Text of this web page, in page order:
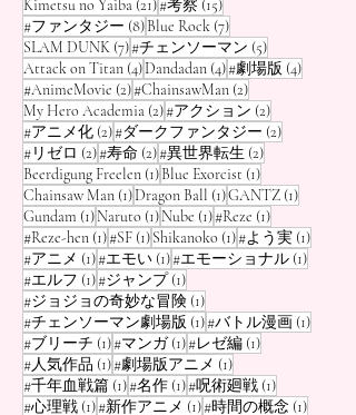
atemberaubend s
Kimetsu no Yaiba (21)21 Beiträge
#考察 (15)15 Beiträge
#ファンタジー (8)8 Beiträge
Blue Rock (7)7 Beiträge
SLAM DUNK (7)7 Beiträge
#チェンソーマン (5)5 Beiträge
Attack on Titan (4)4 Beiträge
Dandadan (4)4 Beiträge
#劇場版 (4)4 Beiträge
#AnimeMovie (2)2 Beiträge
#ChainsawMan (2)2 Beiträge
My Hero Academia (2)2 Beiträge
#アクション (2)2 Beiträge
#アニメ化 (2)2 Beiträge
#ダークファンタジー (2)2 Beiträge
#リゼロ (2)2 Beiträge
#寿命 (2)2 Beiträge
#異世界転生 (2)2 Beiträge
Beerdigung Freelen (1)1 Beitrag
Blue Exorcist (1)1 Beitrag
Chainsaw Man (1)1 Beitrag
Dragon Ball (1)1 Beitrag
GANTZ (1)1 Beitrag
Gundam (1)1 Beitrag
Naruto (1)1 Beitrag
Nube (1)1 Beitrag
#Reze (1)1 Beitrag
#Reze-hen (1)1 Beitrag
#SF (1)1 Beitrag
Shikanoko (1)1 Beitrag
#よう実 (1)1 Beitrag
#アニメ (1)1 Beitrag
#エモい (1)1 Beitrag
#エモーショナル (1)1 Beitrag
#エルフ (1)1 Beitrag
#ジャンプ (1)1 Beitrag
#ジョジョの奇妙な冒険 (1)1 Beitrag
#チェンソーマン劇場版 (1)1 Beitrag
#バトル漫画 (1)1 Beitrag
#ブリーチ (1)1 Beitrag
#マンガ (1)1 Beitrag
#レゼ編 (1)1 Beitrag
#人気作品 (1)1 Beitrag
#劇場版アニメ (1)1 Beitrag
#千年血戦篇 (1)1 Beitrag
#名作 (1)1 Beitrag
#呪術廻戦 (1)1 Beitrag
#心理戦 (1)1 Beitrag
#新作アニメ (1)1 Beitrag
#時間の概念 (1)1 Beitrag